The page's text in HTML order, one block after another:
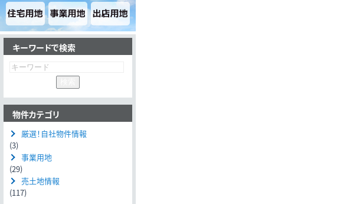
キーワードで検索
物件カテゴリ
厳選！自社物件情報
(3)
事業用地
(29)
売土地情報
(117)